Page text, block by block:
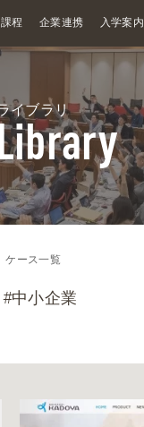
程 企業連携 入学案内
イブラリ
ケース一覧
#中小企業